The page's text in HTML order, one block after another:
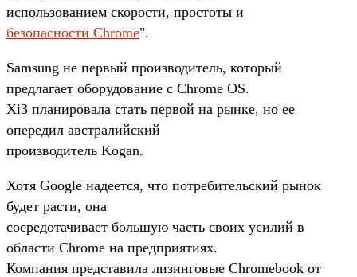
использованием скорости, простоты и
безопасности Chrome".
Samsung не первый производитель, который
предлагает оборудование с Chrome OS.
Xi3 планировала стать первой на рынке, но ее
опередил австралийский
производитель Kogan.
Хотя Google надеется, что потребительский рынок
будет расти, она
сосредотачивает большую часть своих усилий в
области Chrome на предприятиях.
Компания представила лизинговые Chromebook от